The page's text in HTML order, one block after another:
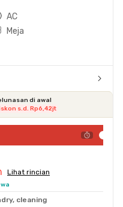
AC
Meja
di awal
s.d. Rp6,42jt
Lihat rincian
cleaning